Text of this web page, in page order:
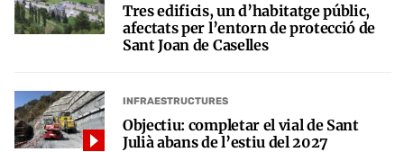
Tres edificis, un d’habitatge públic,
afectats per l’entorn de protecció de
Sant Joan de Caselles
INFRAESTRUCTURES
Objectiu: completar el vial de Sant
Julià abans de l’estiu del 2027